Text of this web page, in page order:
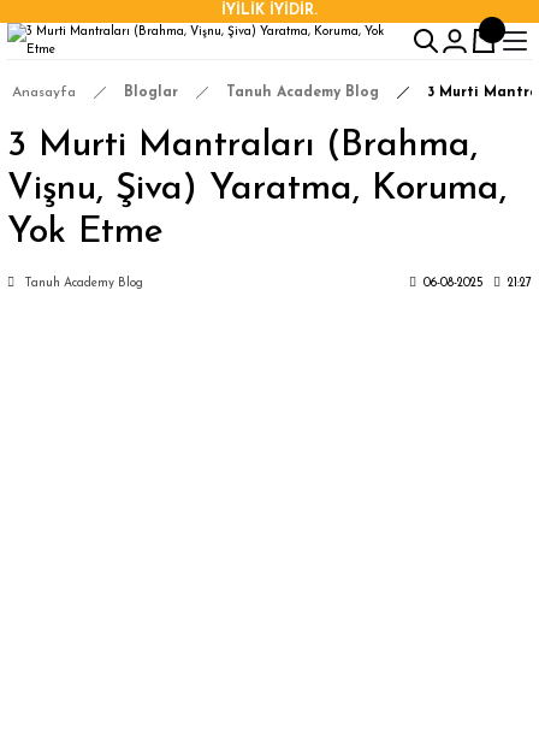
İYİLİK İYİDİR.
Anasayfa Bloglar Tanuh Academy Blog 3 Murti
3 Murti Mantraları (Brahma,
Vişnu, Şiva) Yaratma, Koruma,
Yok Etme
Tanuh Academy Blog 06-08-2025 21:27